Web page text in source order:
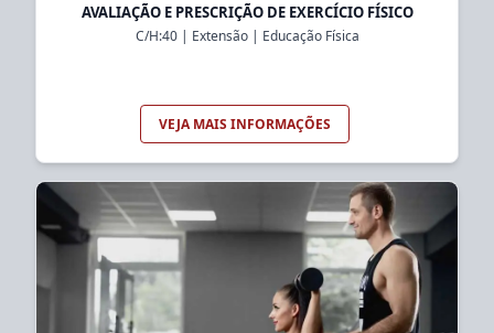
AVALIAÇÃO E PRESCRIÇÃO DE EXERCÍCIO FÍSICO
C/H:40| Extensão| Educação Física
VEJA MAIS INFORMAÇÕES